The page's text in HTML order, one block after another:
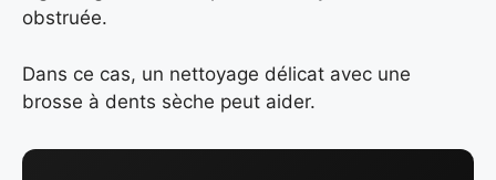
obstruée.
Dans ce cas, un nettoyage délicat avec une
brosse à dents sèche peut aider.